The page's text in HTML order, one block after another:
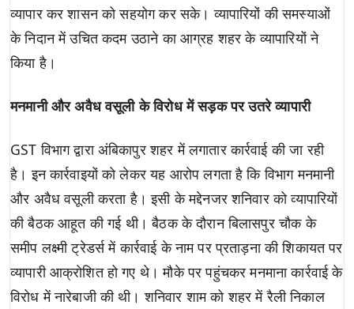
व्यापार कर शासन को सहयोग कर सके। व्यापारियों की समस्याओं
के निदान में उचित कदम उठाने का आग्रह शहर के व्यापारियों ने
किया है।
मनमानी और अवैध वसूली के विरोध में सड़क पर उतरे व्यापारी
GST विभाग द्वारा अंबिकापुर शहर में लगातार कार्रवाई की जा रही
है। इन कार्रवाइयों को लेकर यह आरोप लगता है कि विभाग मनमानी
और अवैध वसूली करता है। इसी के मद्देनजर शनिवार को व्यापारियों
की बैठक आहूत की गई थी। बैठक के दौरान बिलासपुर चौक के
समीप लक्ष्मी ट्रेडर्स में कार्रवाई के नाम पर प्रताड़ना की शिकायत पर
व्यापारी आक्रोशित हो गए थे। मौके पर पहुंचकर मनमाना कार्रवाई के
विरोध में नारेबाजी की थी। शनिवार शाम को शहर में रैली निकाल